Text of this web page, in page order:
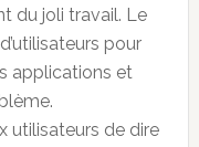
du joli travail. Le
pour
applications et
utilisateurs de dire